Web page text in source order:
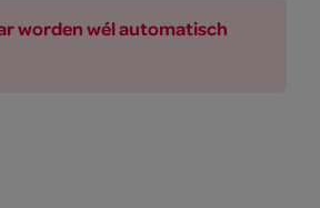
worden wél automatisch